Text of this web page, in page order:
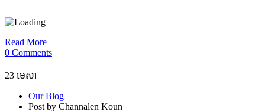
Read More
0 Comments
23 មេសា
Our Blog
Post by Channalen Koun